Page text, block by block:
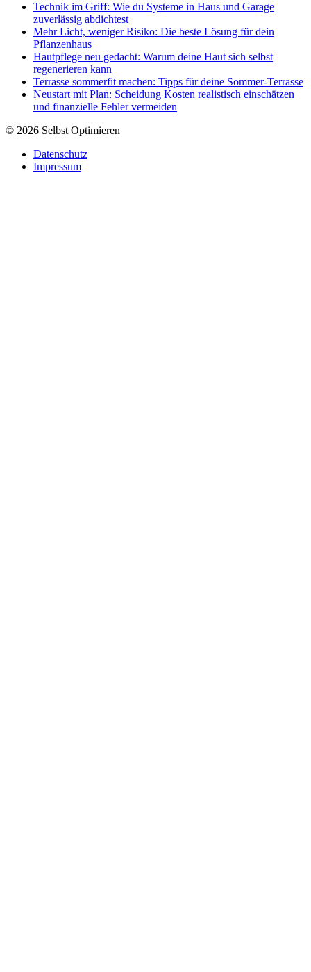
Technik im Griff: Wie du Systeme in Haus und Garage
zuverlässig abdichtest
Mehr Licht, weniger Risiko: Die beste Lösung für dein
Pflanzenhaus
Hautpflege neu gedacht: Warum deine Haut sich selbst
regenerieren kann
Terrasse sommerfit machen: Tipps für deine Sommer-Terrasse
Neustart mit Plan: Scheidung Kosten realistisch einschätzen
und finanzielle Fehler vermeiden
© 2026 Selbst Optimieren
Datenschutz
Impressum